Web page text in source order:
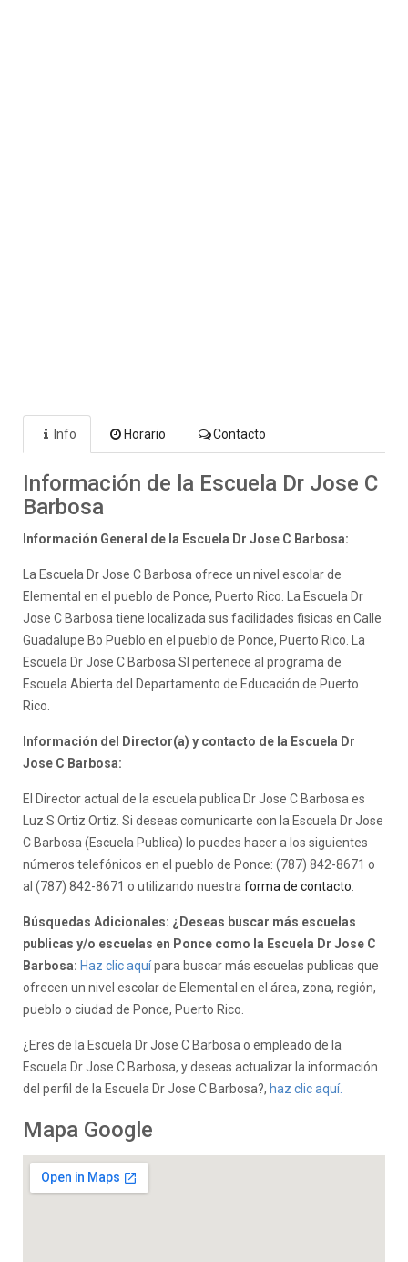
Info Horario Contacto
Información de la Escuela Dr Jose C
Barbosa
Información General de la Escuela Dr Jose C Barbosa:
La Escuela Dr Jose C Barbosa ofrece un nivel escolar de
Elemental en el pueblo de Ponce, Puerto Rico. La Escuela Dr
Jose C Barbosa tiene localizada sus facilidades fisicas en Calle
Guadalupe Bo Pueblo en el pueblo de Ponce, Puerto Rico. La
Escuela Dr Jose C Barbosa SI pertenece al programa de
Escuela Abierta del Departamento de Educación de Puerto
Rico.
Información del Director(a) y contacto de la Escuela Dr
Jose C Barbosa:
El Director actual de la escuela publica Dr Jose C Barbosa es
Luz S Ortiz Ortiz. Si deseas comunicarte con la Escuela Dr Jose
C Barbosa (Escuela Publica) lo puedes hacer a los siguientes
números telefónicos en el pueblo de Ponce: (787) 842-8671 o
al (787) 842-8671 o utilizando nuestra forma de contacto
Búsquedas Adicionales: ¿Deseas buscar más escuelas
publicas y/o escuelas en Ponce como la Escuela Dr Jose C
Barbosa: Haz clic aquípara buscar más escuelas publicas que
ofrecen un nivel escolar de Elemental en el área, zona, región,
pueblo o ciudad de Ponce, Puerto Rico.
¿Eres de la Escuela Dr Jose C Barbosa o empleado de la
Escuela Dr Jose C Barbosa, y deseas actualizar la información
del perfil de la Escuela Dr Jose C Barbosa?, haz clic aquí.
Mapa Google